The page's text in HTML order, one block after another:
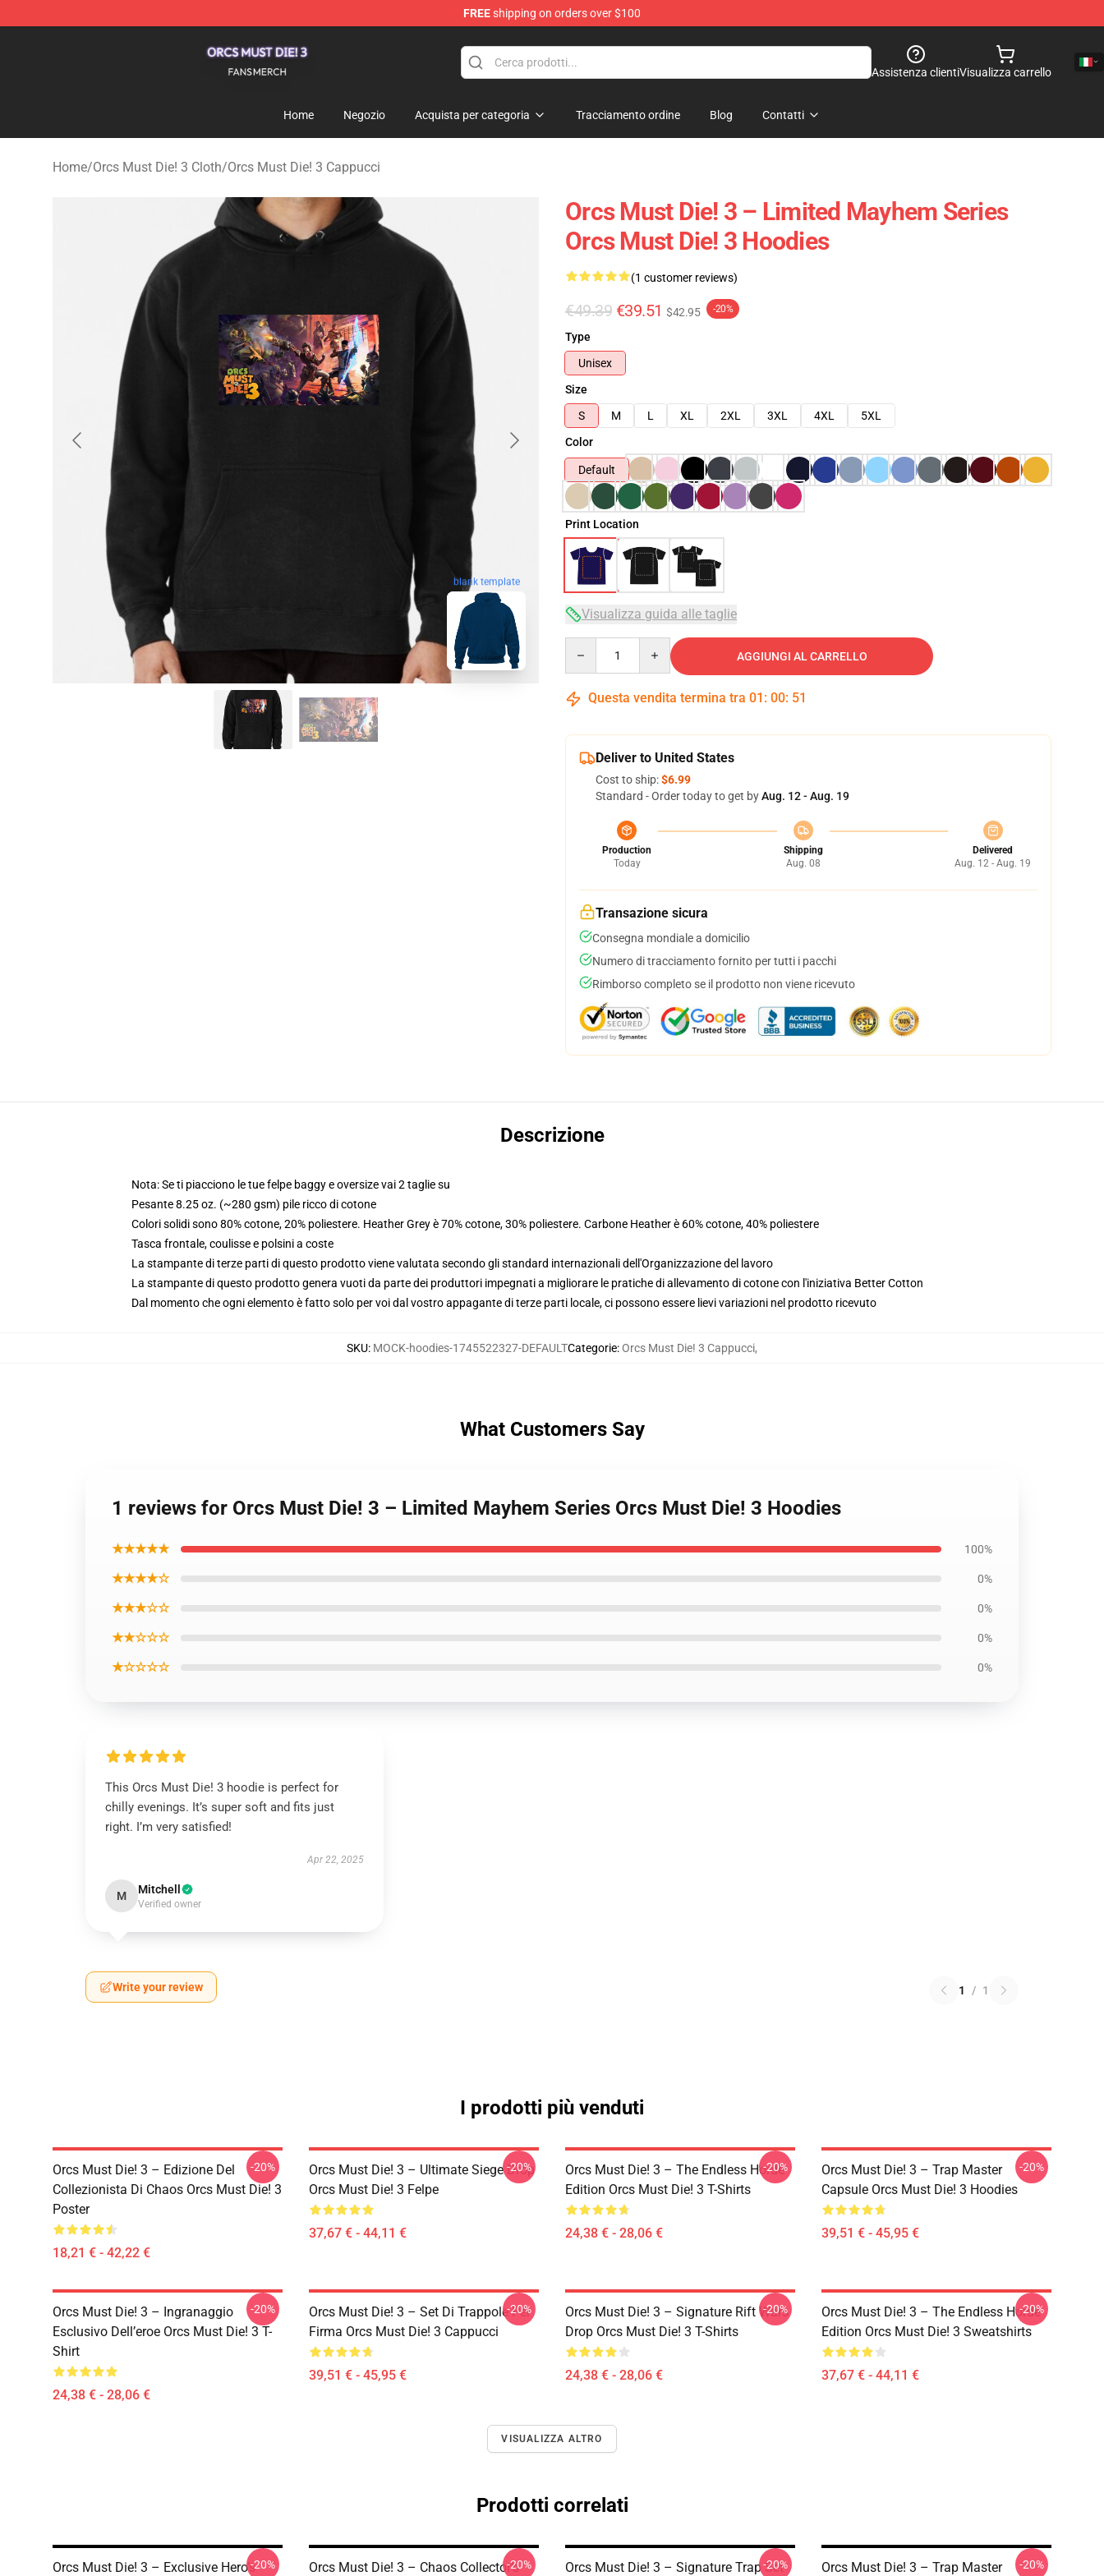
FREEshipping on orders over $100
Assistenza clientiVisualizza carrello
Home Negozio Acquista per categoria Tracciamento ordine Blog Contatti
Home/Orcs Must Die! 3 Cloth/Orcs Must Die! 3 Cappucci
blank template
Orcs Must Die! 3 – Limited Mayhem Series
Orcs Must Die! 3 Hoodies
(1 customer reviews)
€49.39 €39.51 $42.95 -20%
Type
Unisex
Size
S
M L XL 2XL 3XL 4XL
5XL
Color
Default
Print Location
Visualizza guida alle taglie
AGGIUNGI AL CARRELLO
Questa vendita termina tra 01 : 00: 50
Deliver to United States
Cost to ship:$6.99
Standard - Order today to get byAug. 12 - Aug. 19
Production
Today
Shipping
Aug. 08
Delivered
Aug. 12 - Aug. 19
Transazione sicura
Consegna mondiale a domicilio
Numero di tracciamento fornito per tutti i pacchi
Rimborso completo se il prodotto non viene ricevuto
Descrizione
Nota: Se ti piacciono le tue felpe baggy e oversize vai 2 taglie su
Pesante 8.25 oz. (~280 gsm) pile ricco di cotone
Colori solidi sono 80% cotone, 20% poliestere. Heather Grey è 70% cotone, 30% poliestere. Carbone Heather è 60% cotone, 40% poliestere
Tasca frontale, coulisse e polsini a coste
La stampante di terze parti di questo prodotto viene valutata secondo gli standard internazionali dell'Organizzazione del lavoro
La stampante di questo prodotto genera vuoti da parte dei produttori impegnati a migliorare le pratiche di allevamento di cotone con l'iniziativa Better Cotton
Dal momento che ogni elemento è fatto solo per voi dal vostro appagante di terze parti locale, ci possono essere lievi variazioni nel prodotto ricevuto
SKU: MOCK-hoodies-1745522327-DEFAULTCategorie:Orcs Must Die! 3 Cappucci,
What Customers Say
1 reviews for Orcs Must Die! 3 – Limited Mayhem Series Orcs Must Die! 3 Hoodies
★★★★★ 100%
★★★★☆ 0%
★★★☆☆ 0%
★★☆☆☆ 0%
★☆☆☆☆ 0%
This Orcs Must Die! 3 hoodie is perfect for
chilly evenings. It’s super soft and fits just
right. I’m very satisfied!
Apr 22, 2025
M Mitchell
Verified owner
Write your review 1 / 1
I prodotti più venduti
Orcs Must Die! 3 – Edizione Del
Collezionista Di Chaos Orcs Must Die! 3
Poster
18,21 € - 42,22 €
-20%
Orcs Must Die! 3 – Ultimate Siege Drop
Orcs Must Die! 3 Felpe
37,67 € - 44,11 €
-20%
Orcs Must Die! 3 – The Endless Horde
Edition Orcs Must Die! 3 T-Shirts
24,38 € - 28,06 €
-20%
Orcs Must Die! 3 – Trap Master
Capsule Orcs Must Die! 3 Hoodies
39,51 € - 45,95 €
-20%
Orcs Must Die! 3 – Ingranaggio
Esclusivo Dell’eroe Orcs Must Die! 3 T-
Shirt
24,38 € - 28,06 €
-20%
Orcs Must Die! 3 – Set Di Trappole Per
Firma Orcs Must Die! 3 Cappucci
39,51 € - 45,95 €
-20%
Orcs Must Die! 3 – Signature Rift Wars
Drop Orcs Must Die! 3 T-Shirts
24,38 € - 28,06 €
-20%
Orcs Must Die! 3 – The Endless Horde
Edition Orcs Must Die! 3 Sweatshirts
37,67 € - 44,11 €
-20%
VISUALIZZA ALTRO
Prodotti correlati
Orcs Must Die! 3 – Exclusive Hero’s-20%
Orcs Must Die! 3 – Chaos Collector’s-20%
Orcs Must Die! 3 – Signature Trap Set
-20%
Orcs Must Die! 3 – Trap Master
-20%